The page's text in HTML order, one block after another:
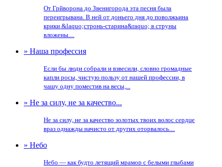
От Грйворона до Звенигорода эта песня была
переигрывана. В ней от доньего дня до поволжьина
крики &laquo;стронь-старина&raquo; в струны
вложены....
» Наша профессия
Если бы люди собрали и взвесили, словно громадные
капли росы, чистую пользу от нашей профессии, в
чашу одну поместив на весы,...
» Не за силу, не за качество...
Не за силу, не за качество золотых твоих волос сердце
враз однажды начисто от других оторвалось....
» Небо
Небо — как будто летящий мрамор с белыми глыбами